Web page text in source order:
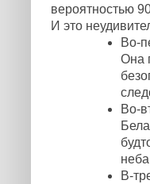
вероятностью
И это
Во-
Она
Во-
В-